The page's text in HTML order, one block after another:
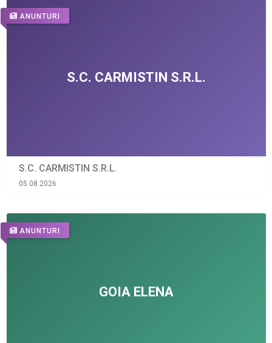
ANUNTURI
S.C. CARMISTIN S.R.L.
05.08.2026
ANUNTURI